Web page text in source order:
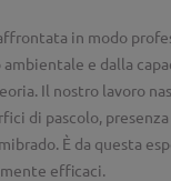
in modo
e dalla
Il nostro lavoro
di pascolo,
È da questa
efficaci.